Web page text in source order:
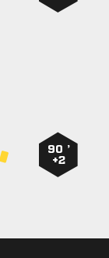
90 ’
+2